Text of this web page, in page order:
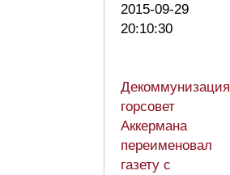
2015-09-29
20:10:30
горсовет
Аккермана
переименовал
газету с